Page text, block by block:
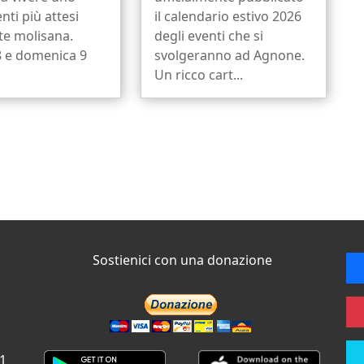
più attesi
molisana.
e domenica 9
il calendario estivo 2026
degli eventi che si
svolgeranno ad Agnone.
Un ricco cart...
Sostienici con una donazione